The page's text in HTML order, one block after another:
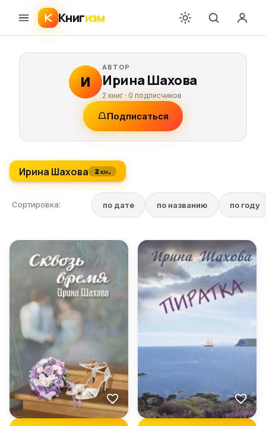
Книгизм
И
АВТОР
Ирина Шахова
2 книг ·0 подписчиков
Подписаться
Ирина Шахова 2 кн.
Сортировка: по дате по названию по году